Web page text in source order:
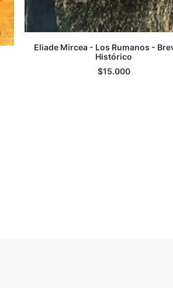
AGREGAR AL CARRITO
Eliade Mircea - Los Rumanos -
Histórico
$15.000